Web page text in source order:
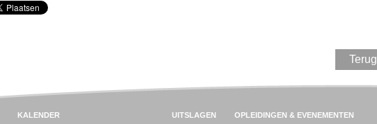
Terug
KALENDER
UITSLAGEN
OPLEIDINGEN & EVENEMENTEN